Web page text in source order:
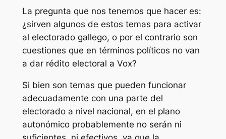
La pregunta que nos tenemos que hacer es:
¿sirven algunos de estos temas para activar
al electorado gallego, o por el contrario son
cuestiones que en términos políticos no van
a dar rédito electoral a Vox?
Si bien son temas que pueden funcionar
adecuadamente con una parte del
electorado a nivel nacional, en el plano
autonómico probablemente no serán ni